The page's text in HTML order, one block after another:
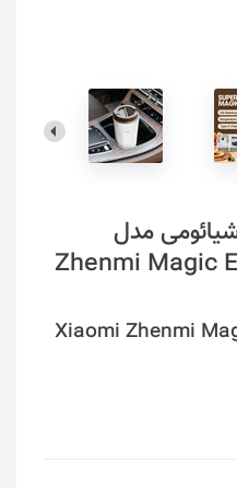
مدل
Zhenmi Magic
Xiaomi Zhenmi